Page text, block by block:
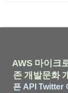
AWS 마이크
존 개발문화
픈 API Twitter